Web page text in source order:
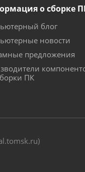
о сборке
блог
новости
предложения
ПК